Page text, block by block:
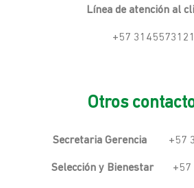
Línea de atención al
+57 3145573121
Otros
Secretaria Gerencia +57
Selección y Bienestar+57